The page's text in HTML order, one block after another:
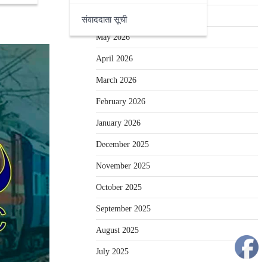
संवाददाता सूची
June 2026
May 2026
April 2026
March 2026
February 2026
January 2026
December 2025
November 2025
October 2025
September 2025
August 2025
July 2025